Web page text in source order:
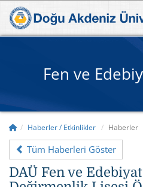
Fen ve
Haberler / Etkinlikler Haberler
Tüm Haberleri Göster
DAÜ Fen ve